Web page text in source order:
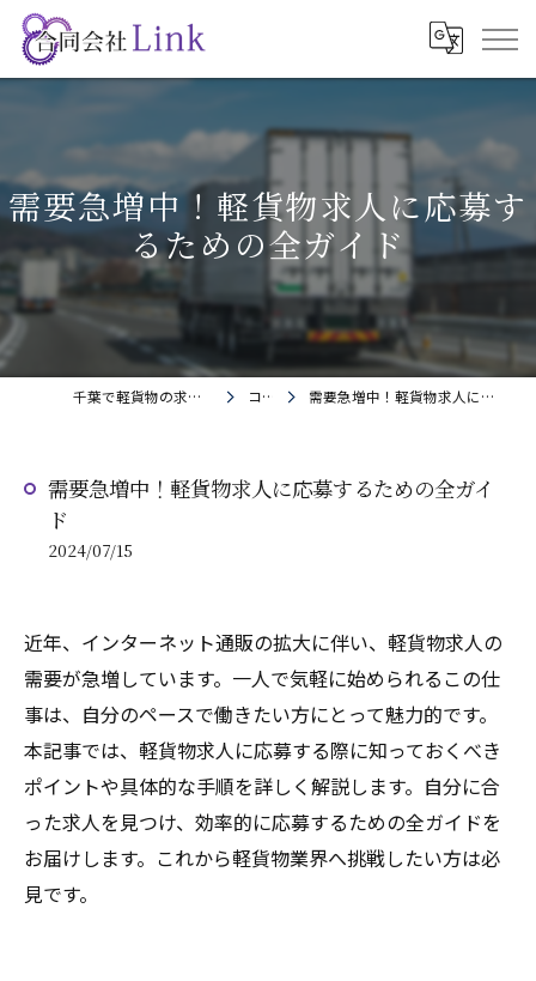
需要急増中！軽貨物求人に応募す
るための全ガイド
千葉で軽貨物の求人なら合同会社Link コラム 需要急増中！軽貨物求人に応募するための全ガイド
需要急増中！軽貨物求人に応募するための全ガイ
ド
2024/07/15
近年、インターネット通販の拡大に伴い、軽貨物求人の
需要が急増しています。一人で気軽に始められるこの仕
事は、自分のペースで働きたい方にとって魅力的です。
本記事では、軽貨物求人に応募する際に知っておくべき
ポイントや具体的な手順を詳しく解説します。自分に合
った求人を見つけ、効率的に応募するための全ガイドを
お届けします。これから軽貨物業界へ挑戦したい方は必
見です。